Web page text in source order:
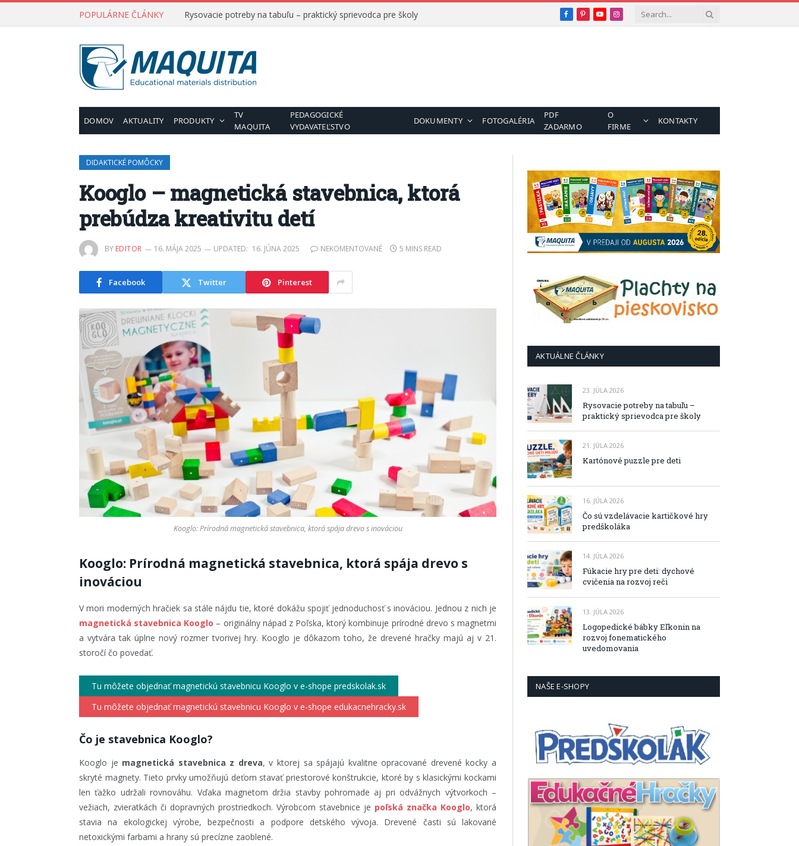
POPULÁRNE ČLÁNKY Rysovacie potreby na tabuľu – praktický sprievodca pre školy Facebook
Pinterest
YouTubeInstagram
DOMOV AKTUALITY PRODUKTY
TV
MAQUITA
PEDAGOGICKÉ
VYDAVATEĽSTVO
DOKUMENTY FOTOGALÉRIA
PDF
ZADARMO
O
FIRME
KONTAKTY
DIDAKTICKÉ POMÔCKY
Kooglo – magnetická stavebnica, ktorá
prebúdza kreativitu detí
BY EDITOR 16. MÁJA 2025 UPDATED: 16. JÚNA 2025 NEKOMENTOVANÉ 5 MINS READ
Facebook Twitter Pinterest
Kooglo: Prírodná magnetická stavebnica, ktorá spája drevo s inováciou
Kooglo: Prírodná magnetická stavebnica, ktorá spája drevo s
inováciou
V mori moderných hračiek sa stále nájdu tie, ktoré dokážu spojiť jednoduchosť s inováciou. Jednou z nich je
magnetická stavebnica Kooglo – originálny nápad z Poľska, ktorý kombinuje prírodné drevo s magnetmi
a vytvára tak úplne nový rozmer tvorivej hry. Kooglo je dôkazom toho, že drevené hračky majú aj v 21.
storočí čo povedať.
Tu môžete objednať magnetickú stavebnicu Kooglo v e-shope predskolak.sk
Tu môžete objednať magnetickú stavebnicu Kooglo v e-shope edukacnehracky.sk
Čo je stavebnica Kooglo?
Kooglo je magnetická stavebnica z dreva, v ktorej sa spájajú kvalitne opracované drevené kocky a
skryté magnety. Tieto prvky umožňujú deťom stavať priestorové konštrukcie, ktoré by s klasickými kockami
len ťažko udržali rovnováhu. Vďaka magnetom držia stavby pohromade aj pri odvážnych výtvorkoch –
vežiach, zvieratkách či dopravných prostriedkoch. Výrobcom stavebnice je poľská značka Kooglo, ktorá
stavia na ekologickej výrobe, bezpečnosti a podpore detského vývoja. Drevené časti sú lakované
netoxickými farbami a hrany sú precízne zaoblené.
AKTUÁLNE ČLÁNKY
23. JÚLA 2026
Rysovacie potreby na tabuľu –
praktický sprievodca pre školy
21. JÚLA 2026
Kartónové puzzle pre deti
16. JÚLA 2026
Čo sú vzdelávacie kartičkové hry
predškoláka
14. JÚLA 2026
Fúkacie hry pre deti: dychové
cvičenia na rozvoj reči
13. JÚLA 2026
Logopedické bábky Eľkonin na
rozvoj fonematického
uvedomovania
NAŠE E-SHOPY